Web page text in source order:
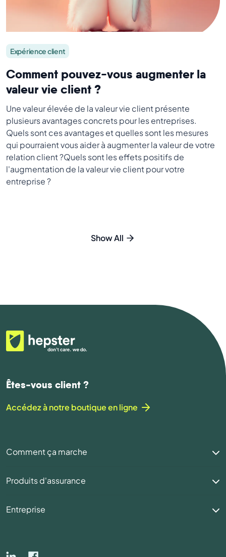
Expérience client
Comment pouvez-vous augmenter la
valeur vie client ?
Une valeur élevée de la valeur vie client présente
plusieurs avantages concrets pour les entreprises.
Quels sont ces avantages et quelles sont les mesures
qui pourraient vous aider à augmenter la valeur de votre
relation client ?Quels sont les effets positifs de
l'augmentation de la valeur vie client pour votre
entreprise ?
Show All
Êtes-vous client ?
Accédez à notre boutique en ligne
Comment ça marche
Produits d'assurance
Entreprise